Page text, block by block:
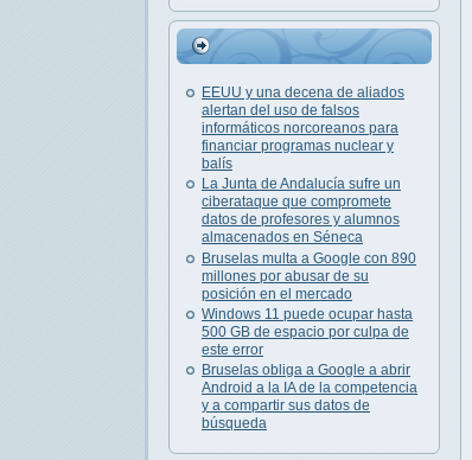
EEUU y una decena de aliados
alertan del uso de falsos
informáticos norcoreanos para
financiar programas nuclear y
balís
La Junta de Andalucía sufre un
ciberataque que compromete
datos de profesores y alumnos
almacenados en Séneca
Bruselas multa a Google con 890
millones por abusar de su
posición en el mercado
Windows 11 puede ocupar hasta
500 GB de espacio por culpa de
este error
Bruselas obliga a Google a abrir
Android a la IA de la competencia
y a compartir sus datos de
búsqueda